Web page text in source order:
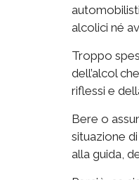
alcolici né
Troppo
dell’alcol
riflessi e
Bere o
situazione
alla guida,